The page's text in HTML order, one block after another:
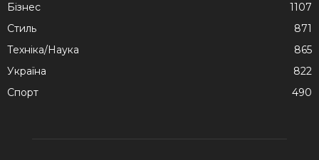
Бізнес
1107
Стиль
871
Техніка/Наука
865
Україна
822
Спорт
490